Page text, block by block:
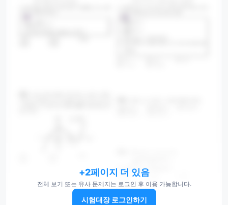
+2페이지 더 있음
전체 보기 또는 유사 문제지는 로그인 후 이용 가능합니다.
시험대장 로그인하기